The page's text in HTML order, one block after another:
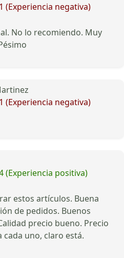
1 (Experiencia negativa)
No lo recomiendo. Muy
1 (Experiencia negativa)
(Experiencia positiva)
estos artículos. Buena
de pedidos. Buenos
precio bueno. Precio
uno, claro está.